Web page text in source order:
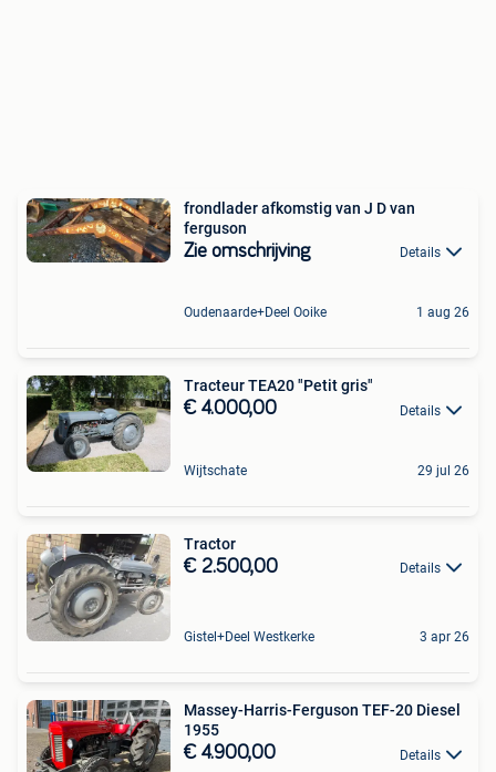
frondlader afkomstig van J D van
ferguson
Zie omschrijving Details
Oudenaarde+Deel Ooike 1 aug 26
Tracteur TEA20 "Petit gris"
€ 4.000,00 Details
Wijtschate 29 jul 26
Tractor
€ 2.500,00 Details
Gistel+Deel Westkerke 3 apr 26
Massey-Harris-Ferguson TEF-20 Diesel
1955
€ 4.900,00 Details